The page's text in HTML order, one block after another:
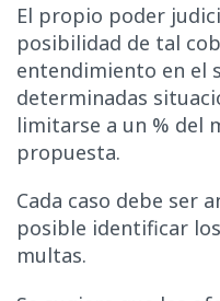
El propio poder
posibilidad de tal
entendimiento en el
determinadas
limitarse a un % del
propuesta.
Cada caso debe ser
posible identificar
multas.